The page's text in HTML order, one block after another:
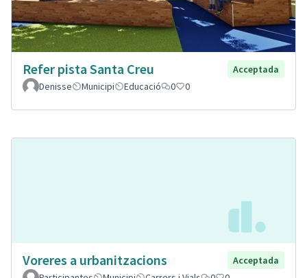
Refer pista Santa Creu
Acceptada
Denisse
Municipi Educació 0 0
Voreres a urbanitzacions
Acceptada